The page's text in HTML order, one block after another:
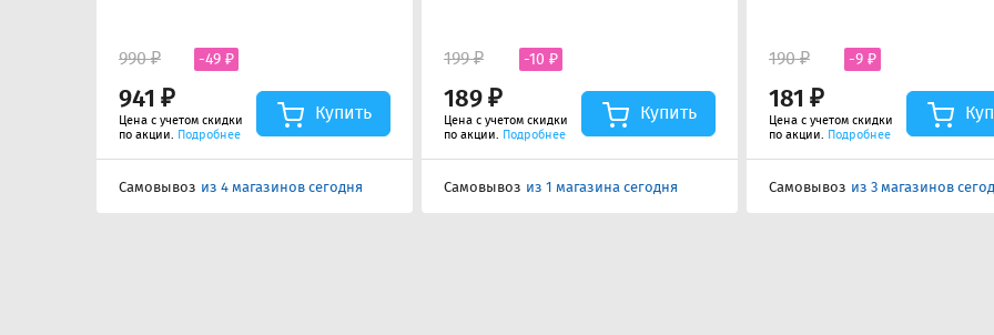
941 ₽
990 ₽ -49 ₽
Цена с учетом скидки
по акции. Подробнее
Купить
Самовывоз из 4 магазинов сегодня
189 ₽
199 ₽ -10 ₽
Цена с учетом скидки
по акции. Подробнее
Купить
Самовывоз из 1 магазина сегодня
181 ₽
190 ₽ -9 ₽
Цена с учетом скидки
по акции. Подробнее
Самовывоз из 3 магазинов